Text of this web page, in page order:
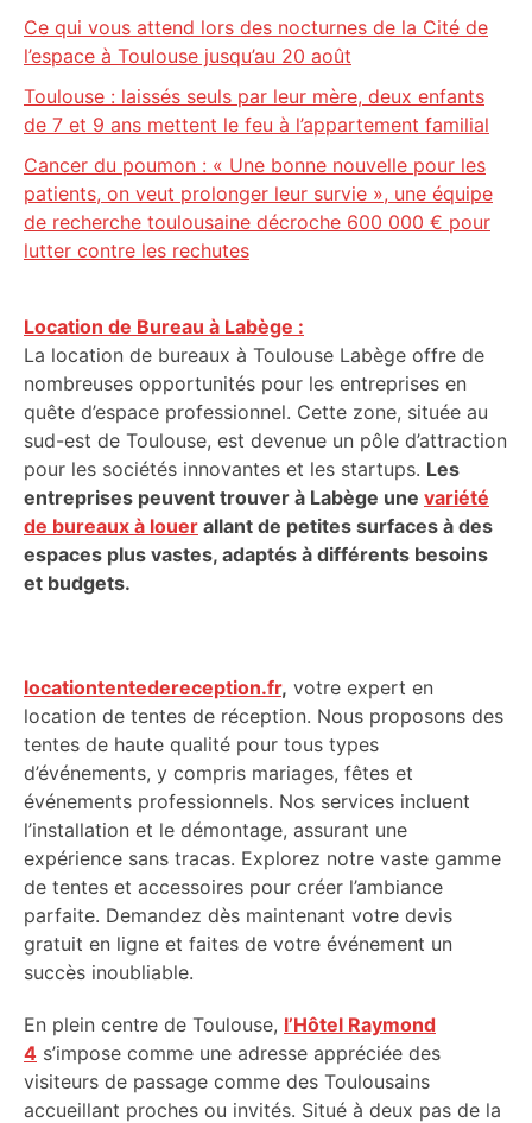
Ce qui vous attend lors des nocturnes de la Cité de
l’espace à Toulouse jusqu’au 20 août
Toulouse : laissés seuls par leur mère, deux enfants
de 7 et 9 ans mettent le feu à l’appartement familial
Cancer du poumon : « Une bonne nouvelle pour les
patients, on veut prolonger leur survie », une équipe
de recherche toulousaine décroche 600 000 € pour
lutter contre les rechutes
Location de Bureau à Labège :
La location de bureaux à Toulouse Labège offre de
nombreuses opportunités pour les entreprises en
quête d’espace professionnel. Cette zone, située au
sud-est de Toulouse, est devenue un pôle d’attraction
pour les sociétés innovantes et les startups. Les
entreprises peuvent trouver à Labège une variété
de bureaux à louer allant de petites surfaces à des
espaces plus vastes, adaptés à différents besoins
et budgets.
locationtentedereception.fr, votre expert en
location de tentes de réception. Nous proposons des
tentes de haute qualité pour tous types
d’événements, y compris mariages, fêtes et
événements professionnels. Nos services incluent
l’installation et le démontage, assurant une
expérience sans tracas. Explorez notre vaste gamme
de tentes et accessoires pour créer l’ambiance
parfaite. Demandez dès maintenant votre devis
gratuit en ligne et faites de votre événement un
succès inoubliable.
En plein centre de Toulouse, l’Hôtel Raymond
4 s’impose comme une adresse appréciée des
visiteurs de passage comme des Toulousains
accueillant proches ou invités. Situé à deux pas de la